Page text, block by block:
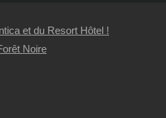
et du Resort Hôtel !
Noire